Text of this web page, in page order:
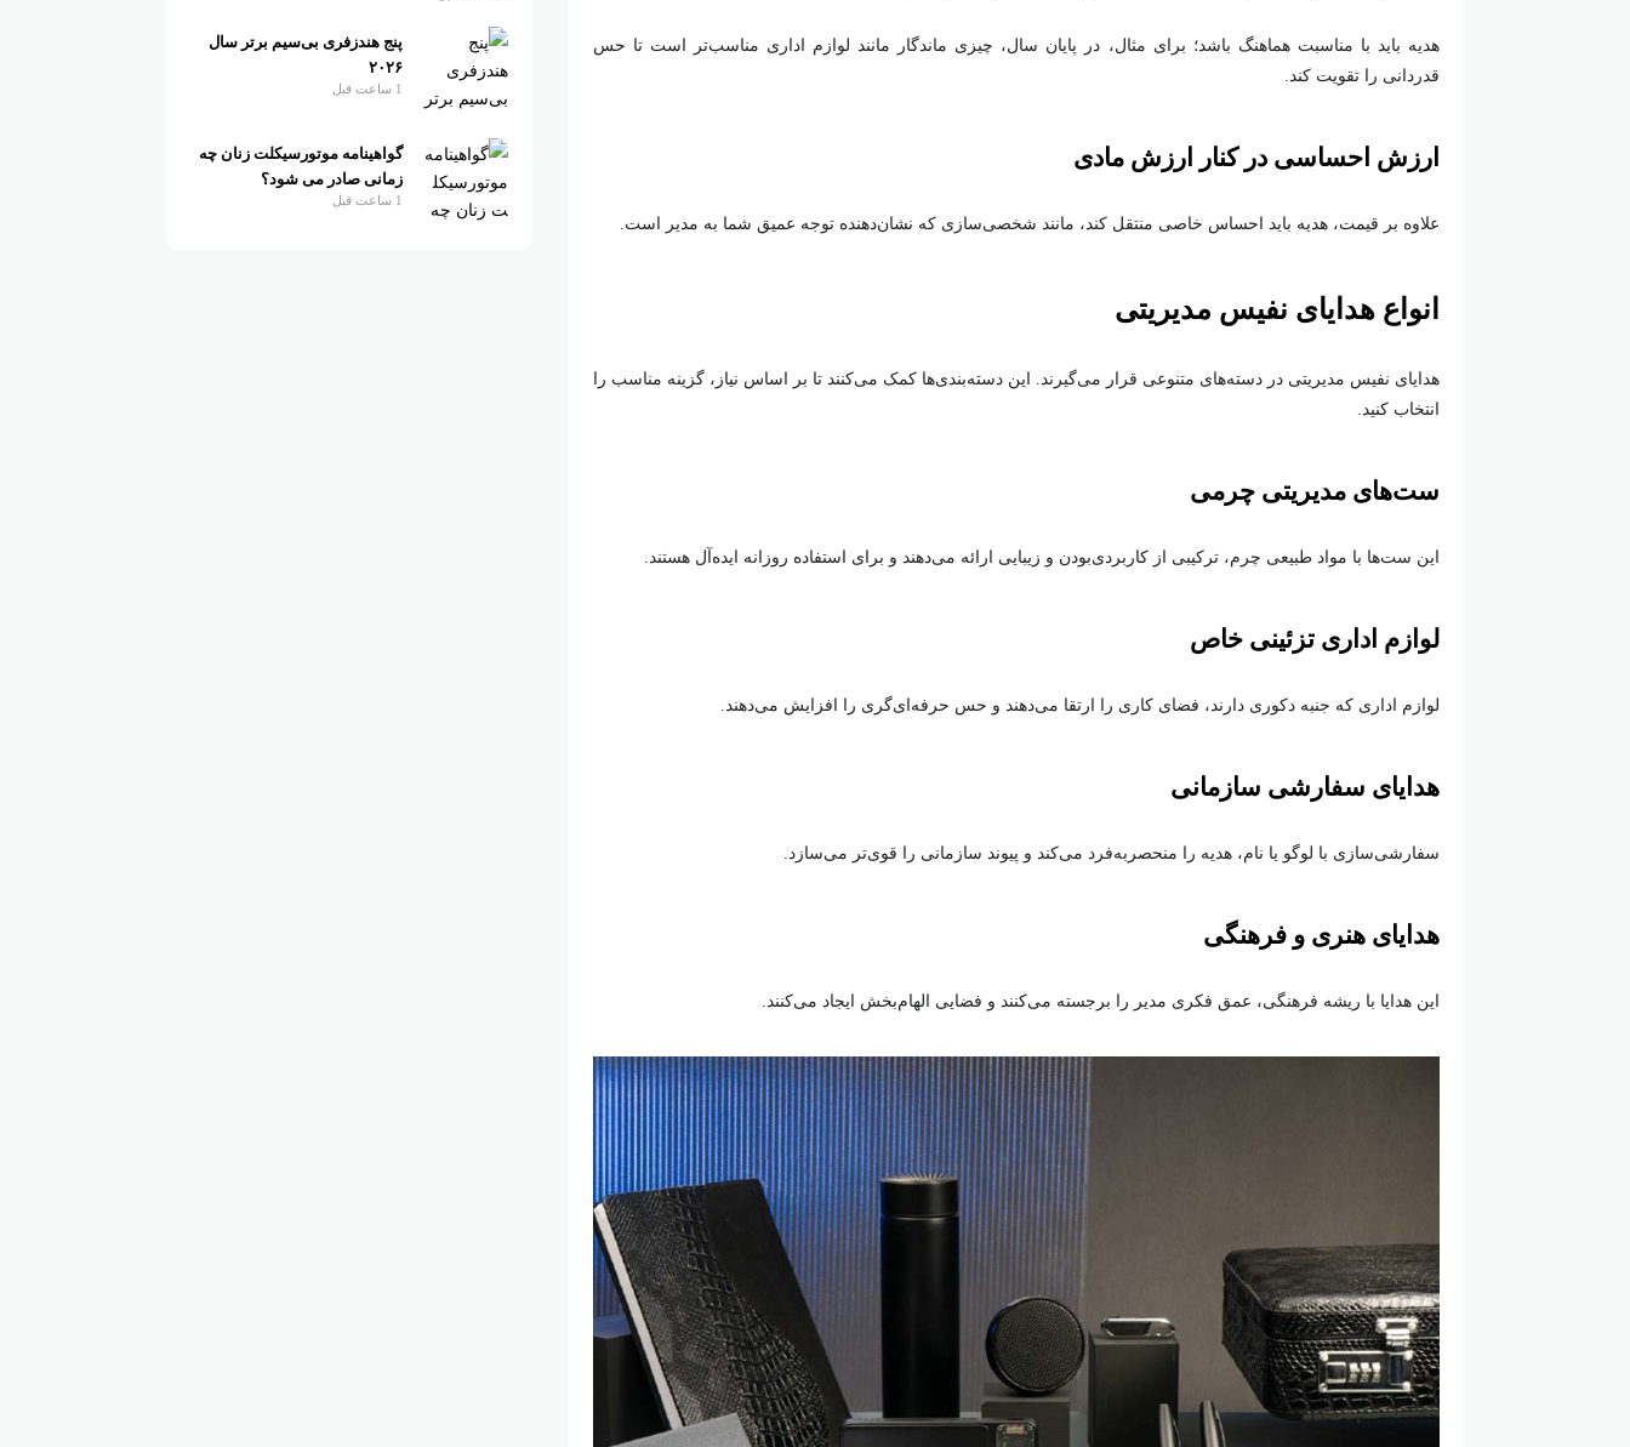
هدیه باید با مناسبت هماهنگ باشد؛ برای مثال، در پایان سال، چیزی ماندگار مانند لوازم اداری مناسب‌تر است تا حس
قدردانی را تقویت کند.
ارزش احساسی در کنار ارزش مادی
علاوه بر قیمت، هدیه باید احساس خاصی منتقل کند، مانند شخصی‌سازی که نشان‌دهنده توجه عمیق شما به مدیر است.
انواع هدایای نفیس مدیریتی
هدایای نفیس مدیریتی در دسته‌های متنوعی قرار می‌گیرند. این دسته‌بندی‌ها کمک می‌کنند تا بر اساس نیاز، گزینه مناسب را
انتخاب کنید.
ست‌های مدیریتی چرمی
این ست‌ها با مواد طبیعی چرم، ترکیبی از کاربردی‌بودن و زیبایی ارائه می‌دهند و برای استفاده روزانه ایده‌آل هستند.
لوازم اداری تزئینی خاص
لوازم اداری که جنبه دکوری دارند، فضای کاری را ارتقا می‌دهند و حس حرفه‌ای‌گری را افزایش می‌دهند.
هدایای سفارشی سازمانی
سفارشی‌سازی با لوگو یا نام، هدیه را منحصربه‌فرد می‌کند و پیوند سازمانی را قوی‌تر می‌سازد.
هدایای هنری و فرهنگی
این هدایا با ریشه فرهنگی، عمق فکری مدیر را برجسته می‌کنند و فضایی الهام‌بخش ایجاد می‌کنند.
پنج هندزفری بی‌سیم برتر سال
۲۰۲۶
1 ساعت قبل
گواهینامه موتورسیکلت زنان چه
زمانی صادر می شود؟
1 ساعت قبل